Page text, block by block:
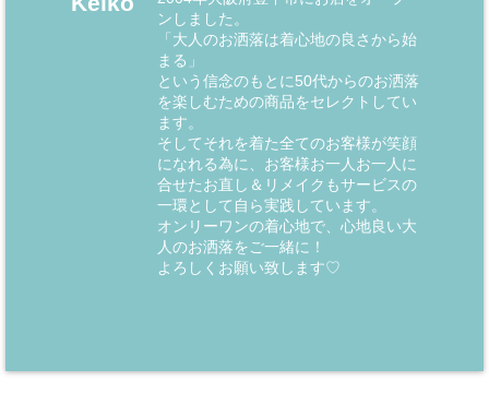
ンしました。
「大人のお洒落は着心地の良さから始
まる」
という信念のもとに50代からのお洒落
を楽しむための商品をセレクトしてい
ます。
そしてそれを着た全てのお客様が笑顔
になれる為に、お客様お一人お一人に
合せたお直し＆リメイクもサービスの
一環として自ら実践しています。
オンリーワンの着心地で、心地良い大
人のお洒落をご一緒に！
よろしくお願い致します♡